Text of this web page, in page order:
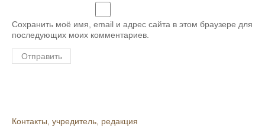
Сохранить моё имя, email и адрес сайта в этом браузере для
последующих моих комментариев.
Контакты, учредитель, редакция